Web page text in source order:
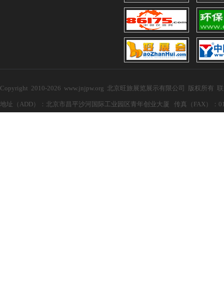
Copyright 2010-2026 www.jnjpw.org 北京旺旅展览展示有限公司 版权所有
地址（ADD）：北京市昌平沙河国际工业园区青年创业大厦 传真（FAX）：